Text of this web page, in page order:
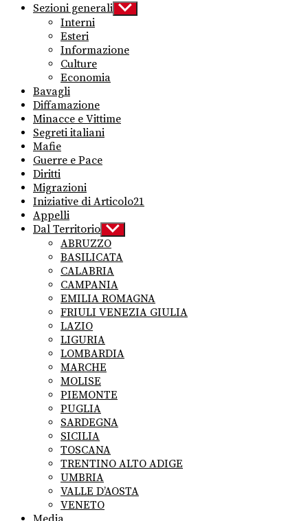
Sezioni generali Show
sub
Interni
Esteri
Informazione
Culture
Economia
Bavagli
Diffamazione
Minacce e Vittime
Segreti italiani
Mafie
Guerre e Pace
Diritti
Migrazioni
Iniziative di Articolo21
Appelli
Dal Territorio Show
sub
menu
ABRUZZO
BASILICATA
CALABRIA
CAMPANIA
EMILIA ROMAGNA
FRIULI VENEZIA GIULIA
LAZIO
LIGURIA
LOMBARDIA
MARCHE
MOLISE
PIEMONTE
PUGLIA
SARDEGNA
SICILIA
TOSCANA
TRENTINO ALTO ADIGE
UMBRIA
VALLE D’AOSTA
VENETO